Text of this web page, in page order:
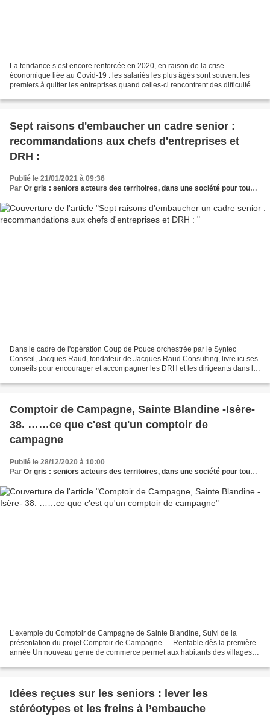
La tendance s’est encore renforcée en 2020, en raison de la crise
économique liée au Covid-19 : les salariés les plus âgés sont souvent les
premiers à quitter les entreprises quand celles-ci rencontrent des difficultés.
Sept raisons d'embaucher un cadre senior :
recommandations aux chefs d'entreprises et
DRH :
Publié le 21/01/2021 à 09:36
Par Or gris : seniors acteurs des territoires, dans une société pour tous les âges
Dans le cadre de l'opération Coup de Pouce orchestrée par le Syntec
Conseil, Jacques Raud, fondateur de Jacques Raud Consulting, livre ici ses
conseils pour encourager et accompagner les DRH et les dirigeants dans le
Comptoir de Campagne, Sainte Blandine -Isère-
38. ……ce que c'est qu'un comptoir de
campagne
Publié le 28/12/2020 à 10:00
Par Or gris : seniors acteurs des territoires, dans une société pour tous les âges
L’exemple du Comptoir de Campagne de Sainte Blandine, Suivi de la
présentation du projet Comptoir de Campagne … Rentable dès la première
année Un nouveau genre de commerce permet aux habitants des villages
Idées reçues sur les seniors : lever les
stéréotypes et les freins à l’embauche